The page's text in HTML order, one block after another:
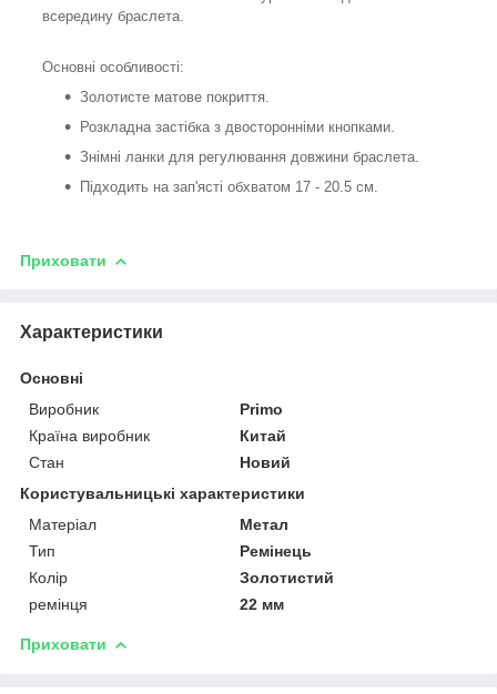
всередину браслета.
Основні особливості:
Золотисте матове покриття.
Розкладна застібка з двосторонніми кнопками.
Знімні ланки для регулювання довжини браслета.
Підходить на зап'ясті обхватом 17 - 20.5 см.
Приховати
Характеристики
Основні
Виробник
Primo
Країна виробник
Китай
Стан
Новий
Користувальницькі характеристики
Матеріал
Метал
Тип
Ремінець
Колір
Золотистий
ремінця
22 мм
Приховати